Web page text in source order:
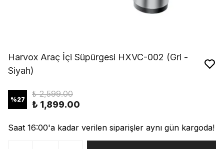
Harvox Araç İçi Süpürgesi HXVC-002 (Gri -
Siyah)
%27
₺ 2,599.00
₺ 1,899.00
Saat 16:00'a kadar verilen siparişler aynı gün kargoda!